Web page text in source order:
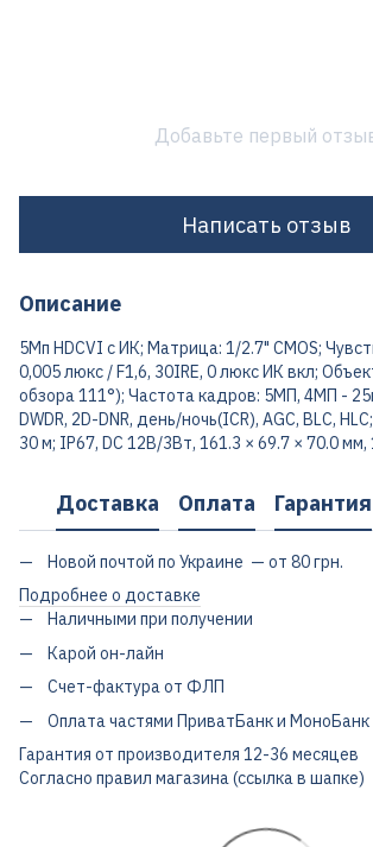
Добавьте первый
Написать отзыв
Описание
5Мп HDCVI с ИК; Матрица: 1/2.7" CMOS;
0,005 люкс / F1,6, 30IRE, 0 люкс ИК вкл;
обзора 111°); Частота кадров: 5МП, 4МП -
DWDR, 2D-DNR, день/ночь(ICR), AGC, BLC,
30 м; IP67, DC 12В/3Вт, 161.3 × 69.7 × 70.0 мм,
Доставка Оплата Гарантия
Новой почтой по Украине — от 80 грн.
Подробнее о доставке
Наличными при получении
Карой он-лайн
Счет-фактура от ФЛП
Оплата частями ПриватБанк и МоноБанк
Гарантия от производителя 12-36 месяцев
Согласно правил магазина (ссылка в шапке)